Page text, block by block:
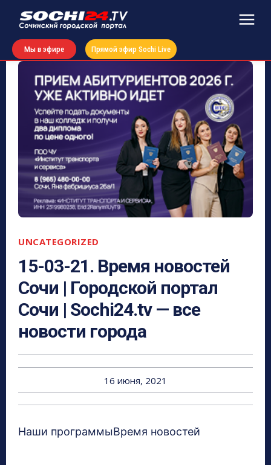
Мы в эфире Прямой эфир Sochi Live
UNCATEGORIZED
15-03-21. Время новостей
Сочи | Городской портал
Сочи | Sochi24.tv — все
новости города
16 июня, 2021
Наши программыВремя новостей